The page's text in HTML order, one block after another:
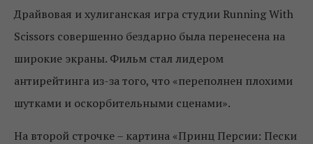
Драйвовая и хулиганская игра студии Running With
Scissors совершенно бездарно была перенесена на
широкие экраны. Фильм стал лидером
антирейтинга из-за того, что «переполнен плохими
шутками и оскорбительными сценами».
На второй строчке – картина «Принц Персии: Пески